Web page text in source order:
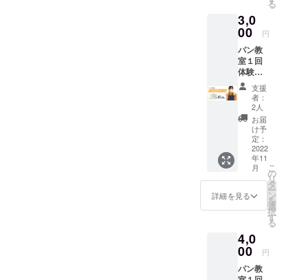
せてい
ただ
き、私
の作り
方を見
ていた
だきな
がら
レッス
ンをお
こない
ます ※
日程は
後日、
メール
で相談
くださ
期限：
2022年
日〜
る
3,0
00 円
パン教
室１回
体験
コース
チケッ
ト（2時
間） ※
日程は
後日、
メール
で相談
くださ
い。 ※
チケッ
ト有効
11月1
日〜
2023年
7月31日
支援
者：
2人
お届
け予
定：
2022
年11
月
詳細を見る
こ
の
リ
タ
ー
ン
を
選
択
す
る
4,0
00 円
パン教